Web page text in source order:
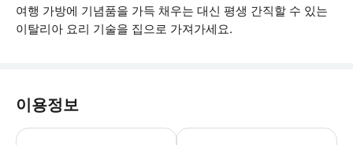
여행 가방에 기념품을 가득 채우는 대신 평생 간직할 수 있는
이탈리아 요리 기술을 집으로 가져가세요.
이용정보
- 개인정보 보호를 위해 예약 후 호스